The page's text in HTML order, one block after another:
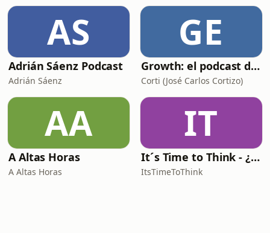
AS
Adrián Sáenz Podcast
Adrián Sáenz
GE
Growth: el podcast de Product Hackers 🚀
Corti (José Carlos Cortizo)
AA
A Altas Horas
A Altas Horas
IT
It´s Time to Think - ¿Nos paramos a pensar?
ItsTimeToThink